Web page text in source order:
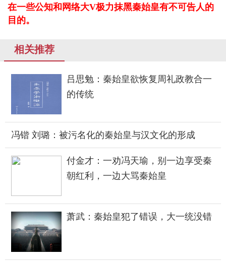
在一些公知和网络大V极力抹黑秦始皇有不可告人的
目的。
相关推荐
吕思勉：秦始皇欲恢复周礼政教合一
的传统
冯锴 刘璐：被污名化的秦始皇与汉文化的形成
付金才：一劝冯天瑜，别一边享受秦
朝红利，一边大骂秦始皇
萧武：秦始皇犯了错误，大一统没错